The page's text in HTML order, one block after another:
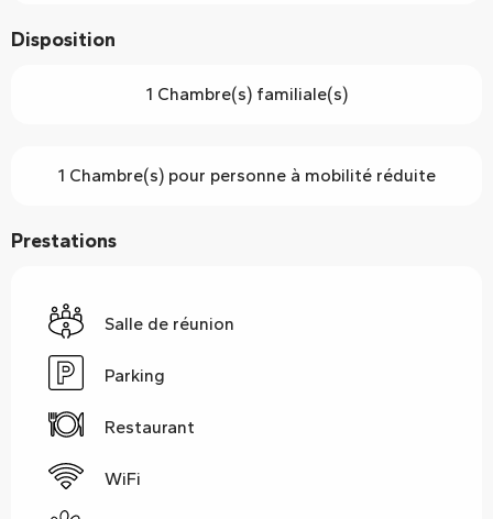
Disposition
1 Chambre(s) familiale(s)
1 Chambre(s) pour personne à mobilité réduite
Prestations
Salle de réunion
Parking
Restaurant
WiFi